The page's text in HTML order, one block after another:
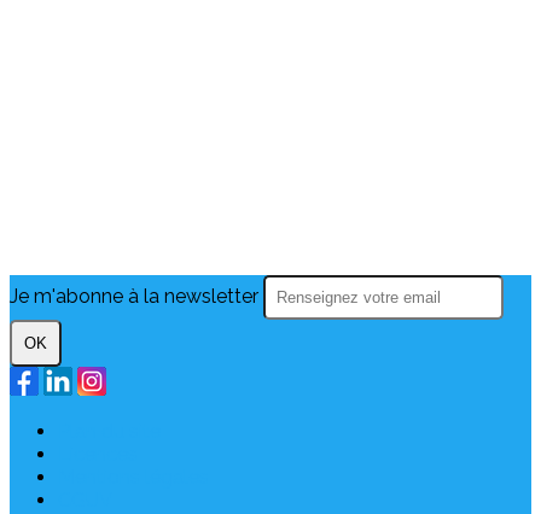
Je m'abonne à la newsletter
OK